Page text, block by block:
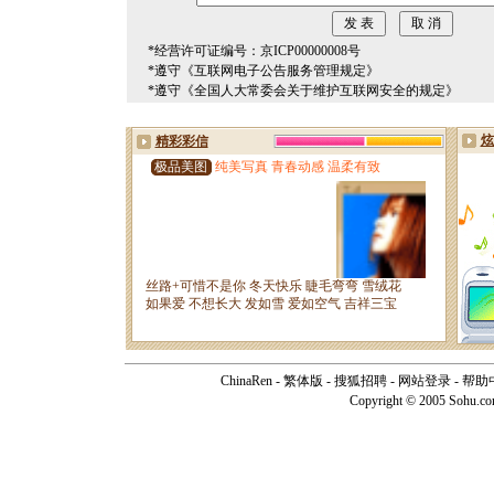
*经营许可证编号：京ICP00000008号
*遵守《互联网电子公告服务管理规定》
*遵守《全国人大常委会关于维护互联网安全的规定》
ChinaRen - 繁体版 - 搜狐招聘 - 网站登录 - 帮助
Copyright © 2005